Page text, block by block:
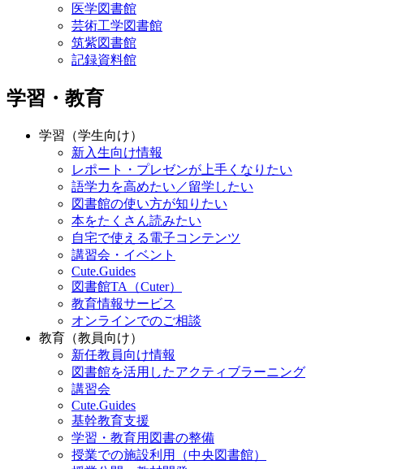
医学図書館
芸術工学図書館
筑紫図書館
記録資料館
学習・教育
学習（学生向け）
新入生向け情報
レポート・プレゼンが上手くなりたい
語学力を高めたい／留学したい
図書館の使い方が知りたい
本をたくさん読みたい
自宅で使える電子コンテンツ
講習会・イベント
Cute.Guides
図書館TA（Cuter）
教育情報サービス
オンラインでのご相談
教育（教員向け）
新任教員向け情報
図書館を活用したアクティブラーニング
講習会
Cute.Guides
基幹教育支援
学習・教育用図書の整備
授業での施設利用（中央図書館）